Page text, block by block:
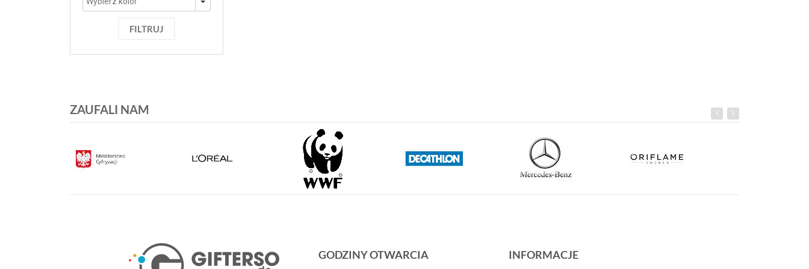
FILTRUJ
ZAUFALI NAM
GODZINY OTWARCIA INFORMACJE